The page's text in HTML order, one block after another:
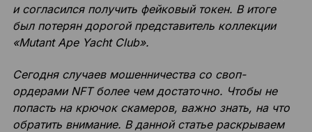
и согласился получить фейковый токен. В итоге
был потерян дорогой представитель коллекции
«Mutant Ape Yacht Club».
Сегодня случаев мошенничества со своп-
ордерами NFT более чем достаточно. Чтобы не
попасть на крючок скамеров, важно знать, на что
обратить внимание. В данной статье раскрываем